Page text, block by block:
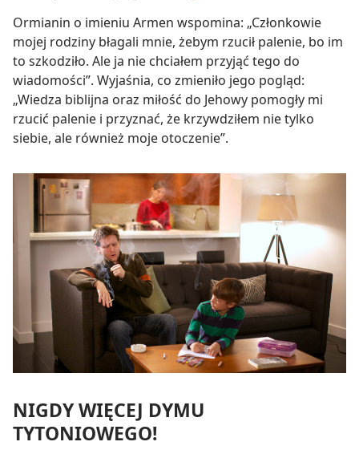
Ormianin o imieniu Armen wspomina: „Członkowie
mojej rodziny błagali mnie, żebym rzucił palenie, bo im
to szkodziło. Ale ja nie chciałem przyjąć tego do
wiadomości”. Wyjaśnia, co zmieniło jego pogląd:
„Wiedza biblijna oraz miłość do Jehowy pomogły mi
rzucić palenie i przyznać, że krzywdziłem nie tylko
siebie, ale również moje otoczenie”.
NIGDY WIĘCEJ DYMU
TYTONIOWEGO!